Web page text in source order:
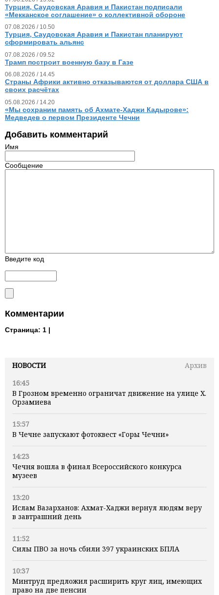
НОВОСТИ
Архив
16:45
В Грозном временно ограничат движение на улице Х.
Орзамиева
15:57
В Чечне запускают фотоквест «Горы Чечни»
14:23
Чечня вошла в финал Всероссийского конкурса
музеев
13:20
Ислам Вазарханов: Ахмат-Хаджи вернул людям веру
в завтрашний день
11:52
Силы ПВО за ночь сбили 397 украинских БПЛА
10:37
Минтруд предложил расширить круг лиц, имеющих
право на две пенсии
Турция, Саудовская Аравия и Пакистан подписали
«Мекканское соглашение» о коллективной обороне
07.08.2026 / 10.50
Турция, Саудовская Аравия и Пакистан планируют
сформировать альянс
07.08.2026 / 09.52
Трамп построит военную базу в Газе
06.08.2026 / 14.45
Страны Африки активно отказываются от доллара США в
своих расчётах
05.08.2026 / 14.20
«Мы сохраним память об Ахмате-Хаджи Кадырове»:
Медведев о первом Президенте Чечни
Добавить комментарий
Имя
Сообщение
Введите код
Комментарии
Страница: 1 |